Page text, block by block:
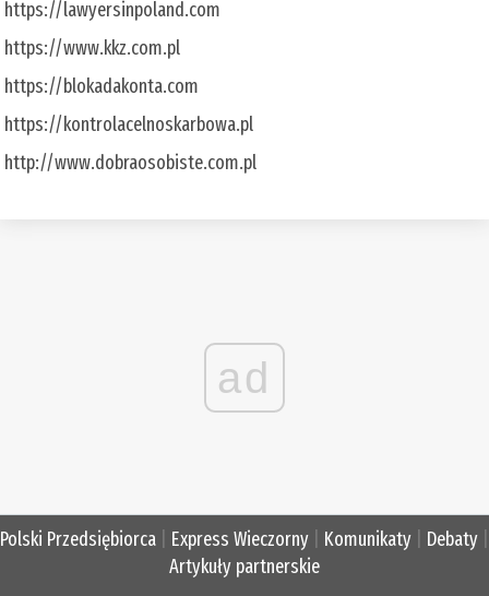
https://lawyersinpoland.com
https://www.kkz.com.pl
https://blokadakonta.com
https://kontrolacelnoskarbowa.pl
http://www.dobraosobiste.com.pl
ad
Polski Przedsiębiorca Express Wieczorny Komunikaty Debaty
Artykuły partnerskie